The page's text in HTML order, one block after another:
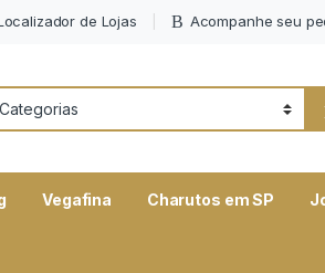
de Lojas Acompanhe seu
Vegafina Charutos em SP